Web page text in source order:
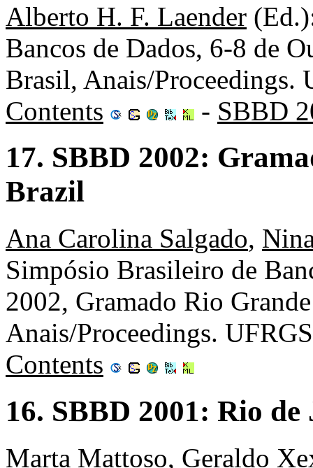
Alberto H. F. Laender
Bancos de Dados, 6-8 de
Brasil, Anais/Proceedings.
Contents
- SBBD
17. SBBD 2002:
Brazil
Ana Carolina Salgado,
Simpósio Brasileiro de
2002, Gramado Rio
Anais/Proceedings.
Contents
16. SBBD 2001: Rio
Marta Mattoso, Geraldo